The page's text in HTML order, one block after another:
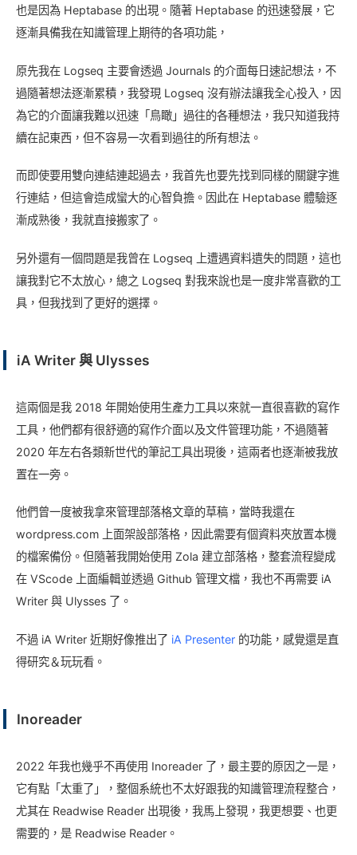
也是因為 Heptabase 的出現。隨著 Heptabase 的迅速發展，它
逐漸具備我在知識管理上期待的各項功能，
原先我在 Logseq 主要會透過 Journals 的介面每日速記想法，不
過隨著想法逐漸累積，我發現 Logseq 沒有辦法讓我全心投入，因
為它的介面讓我難以迅速「鳥瞰」過往的各種想法，我只知道我持
續在記東西，但不容易一次看到過往的所有想法。
而即使要用雙向連結連起過去，我首先也要先找到同樣的關鍵字進
行連結，但這會造成蠻大的心智負擔。因此在 Heptabase 體驗逐
漸成熟後，我就直接搬家了。
另外還有一個問題是我曾在 Logseq 上遭遇資料遺失的問題，這也
讓我對它不太放心，總之 Logseq 對我來說也是一度非常喜歡的工
具，但我找到了更好的選擇。
iA Writer 與 Ulysses
這兩個是我 2018 年開始使用生產力工具以來就一直很喜歡的寫作
工具，他們都有很舒適的寫作介面以及文件管理功能，不過隨著
2020 年左右各類新世代的筆記工具出現後，這兩者也逐漸被我放
置在一旁。
他們曾一度被我拿來管理部落格文章的草稿，當時我還在
wordpress.com 上面架設部落格，因此需要有個資料夾放置本機
的檔案備份。但隨著我開始使用 Zola 建立部落格，整套流程變成
在 VScode 上面編輯並透過 Github 管理文檔，我也不再需要 iA
Writer 與 Ulysses 了。
不過 iA Writer 近期好像推出了 iA Presenter的功能，感覺還是直
得研究＆玩玩看。
Inoreader
2022 年我也幾乎不再使用 Inoreader 了，最主要的原因之一是，
它有點「太重了」，整個系統也不太好跟我的知識管理流程整合，
尤其在 Readwise Reader 出現後，我馬上發現，我更想要、也更
需要的，是 Readwise Reader。